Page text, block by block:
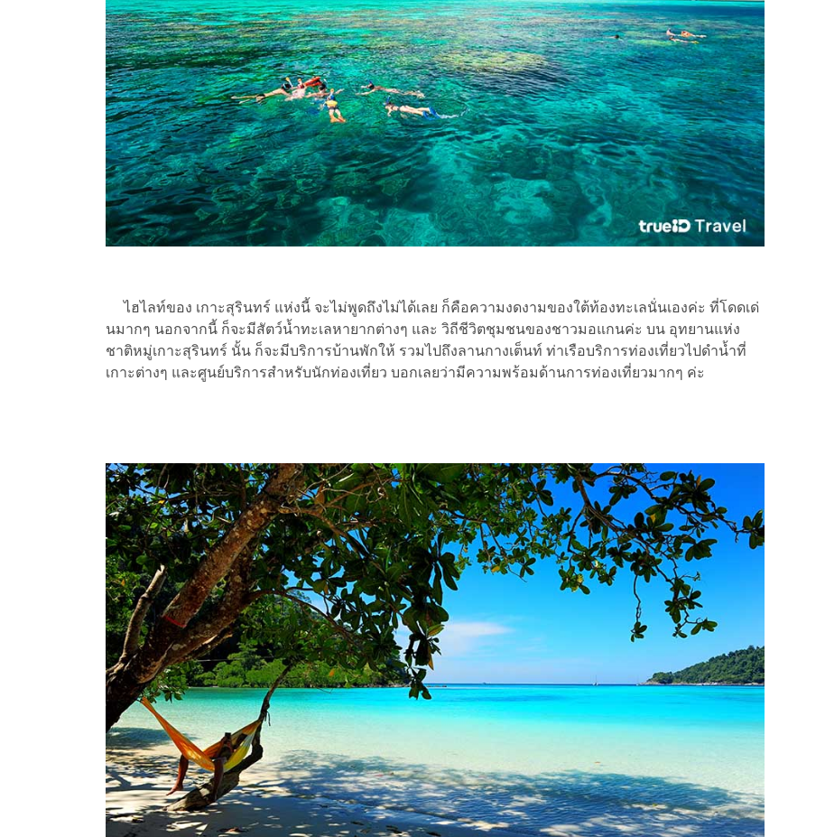
ไฮไลท์ของ เกาะสุรินทร์ แห่งนี้ จะไม่พูดถึงไม่ได้เลย ก็คือความงดงามของใต้ท้องทะเลนั่นเองค่ะ ที่โดดเด่
นมากๆ นอกจากนี้ ก็จะมีสัตว์น้ำทะเลหายากต่างๆ และ วิถีชีวิตชุมชนของชาวมอแกนค่ะ บน อุทยานแห่ง
ชาติหมู่เกาะสุรินทร์ นั้น ก็จะมีบริการบ้านพักให้ รวมไปถึงลานกางเต็นท์ ท่าเรือบริการท่องเที่ยวไปดำน้ำที่
เกาะต่างๆ และศูนย์บริการสำหรับนักท่องเที่ยว บอกเลยว่ามีความพร้อมด้านการท่องเที่ยวมากๆ ค่ะ